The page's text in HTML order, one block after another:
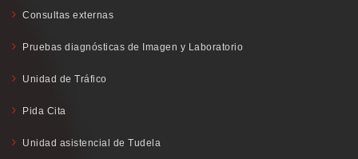
Consultas externas
Pruebas diagnósticas de Imagen y Laboratorio
Unidad de Tráfico
Pida Cita
Unidad asistencial de Tudela